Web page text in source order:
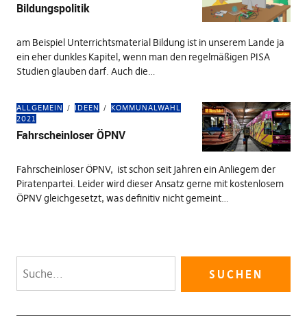
Bildungspolitik
am Beispiel Unterrichtsmaterial Bildung ist in unserem Lande ja
ein eher dunkles Kapitel, wenn man den regelmäßigen PISA
Studien glauben darf. Auch die…
ALLGEMEIN IDEEN
KOMMUNALWAHL
2021
Fahrscheinloser ÖPNV
Fahrscheinloser ÖPNV, ist schon seit Jahren ein Anliegem der
Piratenpartei. Leider wird dieser Ansatz gerne mit kostenlosem
ÖPNV gleichgesetzt, was definitiv nicht gemeint…